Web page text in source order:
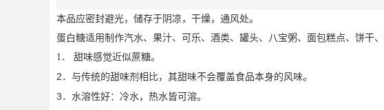
本品应密封避光，储存于阴凉，干燥，通风处。
蛋白糖适用制作汽水、果汁、可乐、酒类、罐头、八宝粥、面包糕点、饼干
1．
甜味感觉近似蔗糖。
2 ．与传统的甜味剂相比，其甜味不会覆盖食品本身的风味。
3 ．水溶性好：冷水，热水皆可溶。